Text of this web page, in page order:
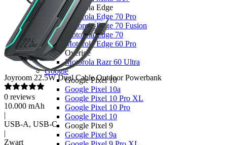
Motorola Edge
Motorola Edge 70 Pro
Motorola Edge 70 Fusion
Motorola Edge 70
Motorola Edge 60 Pro
Overige
Motorola Razr 60 Ultra
Google
Google Pixel 10
Google Pixel 10a
Google Pixel 10 Pro XL
Google Pixel 10 Pro
Google Pixel 10
Google Pixel 9
Google Pixel 9a
Joyroom 22.5W Dual Cable Outdoor Powerbank
0 reviews
10.000 mAh
|
USB-A, USB-C
|
Zwart